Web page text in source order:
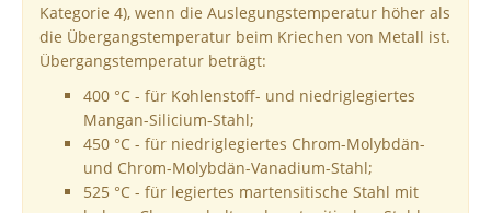
Kategorie 4), wenn die Auslegungstemperatur höher als
die Übergangstemperatur beim Kriechen von Metall ist.
Übergangstemperatur beträgt:
400 °C - für Kohlenstoff- und niedriglegiertes
Mangan-Silicium-Stahl;
450 °C - für niedriglegiertes Chrom-Molybdän-
und Chrom-Molybdän-Vanadium-Stahl;
525 °C - für legiertes martensitische Stahl mit